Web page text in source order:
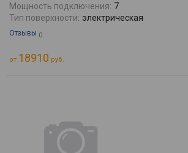
Мощность подключения: 7
Тип поверхности: электрическая
Отзывы 0
от 18910 руб.